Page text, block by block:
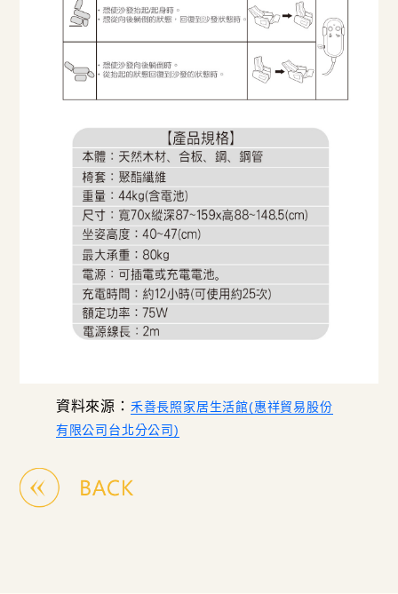
資料來源： 禾善長照家居生活館(惠祥貿易股份
有限公司台北分公司)